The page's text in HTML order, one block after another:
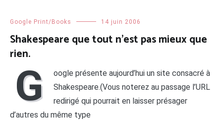
Google Print/Books 14 juin 2006
Shakespeare que tout n’est pas mieux que
rien.
G
oogle présente aujourd’hui un site consacré à
Shakespeare.(Vous noterez au passage l’URL
redirigé qui pourrait en laisser présager
d’autres du même type